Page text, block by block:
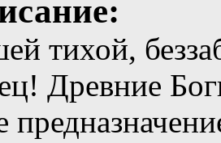
тихой,
Древние